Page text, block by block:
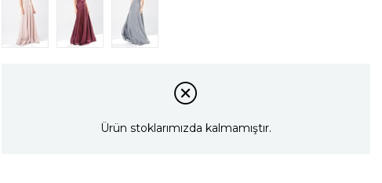
Ürün stoklarımızda kalmamıştır.